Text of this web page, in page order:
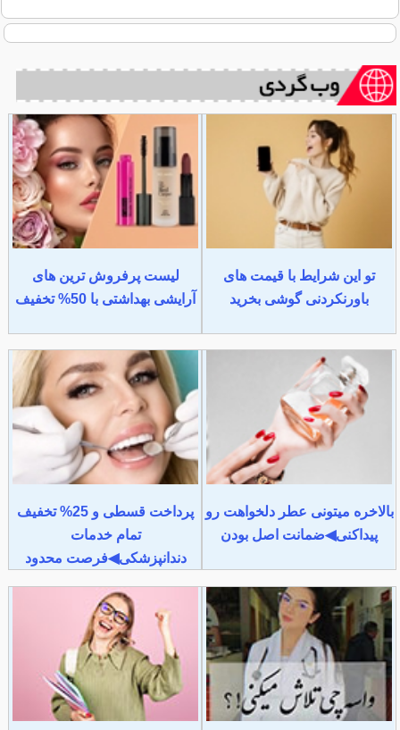
تو این شرایط با قیمت های
باورنکردنی گوشی بخرید
لیست پرفروش ترین های
آرایشی بهداشتی با 50% تخفیف
بالاخره میتونی عطر دلخواهت رو
پیداکنی◀ضمانت اصل بودن
پرداخت قسطی و 25% تخفیف
تمام خدمات
دندانپزشکی◀فرصت محدود